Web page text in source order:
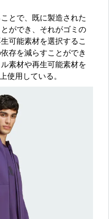
とで、既に製造された
ができ、それがゴミの
可能素材を選択するこ
存を減らすことができ
素材や再生可能素材を
使用している。